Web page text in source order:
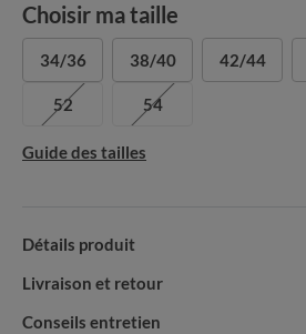
Choisir ma taille
34/36 38/40 42/44
52 54
Guide des tailles
Détails produit
Livraison et retour
Conseils entretien